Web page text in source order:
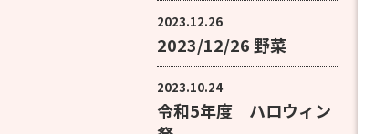
2023.12.26
2023/12/26 野菜
2023.10.24
令和5年度 ハロウィン